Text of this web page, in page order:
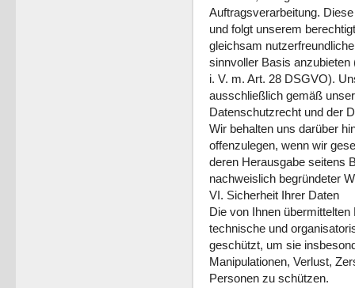
Auftragsverarbeitung.
und folgt unserem
gleichsam
sinnvoller Basis
i. V. m. Art. 28 DSGVO).
ausschließlich gemäß
Datenschutzrecht und der
Wir behalten uns darüber
offenzulegen, wenn wir
deren Herausgabe seitens
nachweislich begründeter
VI. Sicherheit Ihrer Daten
Die von Ihnen
technische und
geschützt, um sie
Manipulationen, Verlust,
Personen zu schützen.